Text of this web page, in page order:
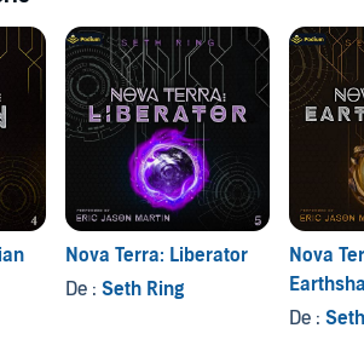
Nova Terra: Liberator
De : Seth Ring
Nova
De :